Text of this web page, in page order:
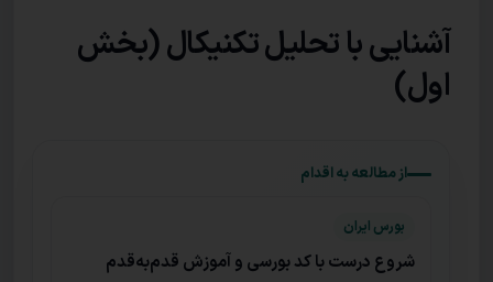
آشنایی با تحلیل تکنیکال (بخش
اول)
از مطالعه به اقدام
بورس ایران
شروع درست با کد بورسی و آموزش قدم‌به‌قدم